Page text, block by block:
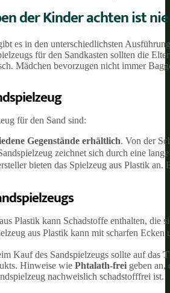
der Kinder achten ist
es in den unterschiedlichsten
für den Sandkasten sollten die
Mädchen bevorzugen nicht immer
für den Sand sind:
Gegenstände erhältlich. Von der
zeichnet sich durch eine
bieten das Spielzeug aus Plastik an.
Plastik kann Schadstoffe enthalten, die
aus Plastik kann mit scharfen
Kauf des Sandspielzeugs sollte auf das
Hinweise wie Phtalath-frei geben
nachweislich schadstofffrei ist.